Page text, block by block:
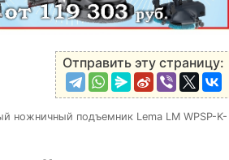
Отправить эту страницу:
ножничный подъемник Lema LM WPSP-K-